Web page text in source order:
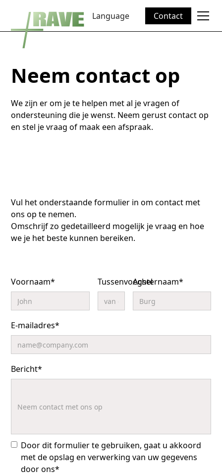
Language Contact
Neem contact op
We zijn er om je te helpen met al je vragen of
ondersteuning die je wenst. Neem gerust contact op
en stel je vraag of maak een afspraak.
Vul het onderstaande formulier in om contact met
ons op te nemen.
Omschrijf zo gedetailleerd mogelijk je vraag en hoe
we je het beste kunnen bereiken.
Voornaam* TussenvoegselAchternaam*
E-mailadres*
Bericht*
Door dit formulier te gebruiken, gaat u akkoord
met de opslag en verwerking van uw gegevens
door ons*